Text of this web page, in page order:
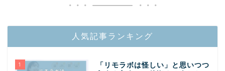
人気記事ランキング
1
「リモラボは怪しい」と思いつつ